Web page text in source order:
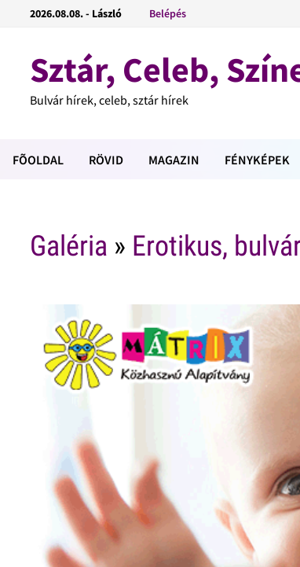
2026.08.08. - László Belépés
Sztár, Celeb,
Bulvár hírek, celeb, sztár hírek
FÕOLDAL RÖVID MAGAZIN FÉNYKÉPEK
Galéria » Erotikus,